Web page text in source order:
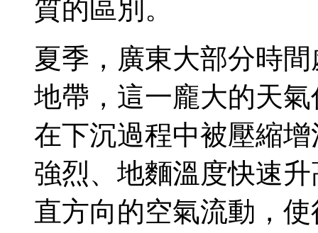
質的區別。
夏季，廣東大部分時
地帶，這一龐大的天
在下沉過程中被壓縮
強烈、地麵溫度快速
直方向的空氣流動，